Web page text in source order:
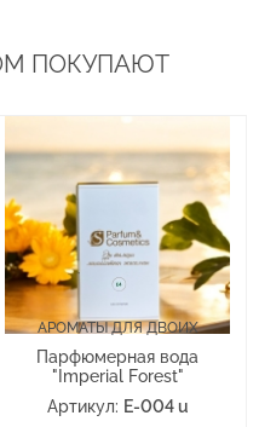
ПОКУПАЮТ
АРОМАТЫ ДЛЯ ДВОИХ
Парфюмерная вода
"Imperial Forest"
Артикул: E-004 u